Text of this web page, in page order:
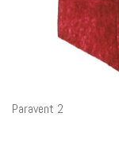
Paravent 2